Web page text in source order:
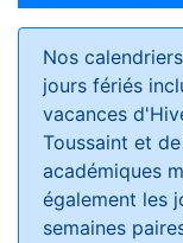
Nos
jours fériés
vacances
Toussaint et
académiques
également les
semaines